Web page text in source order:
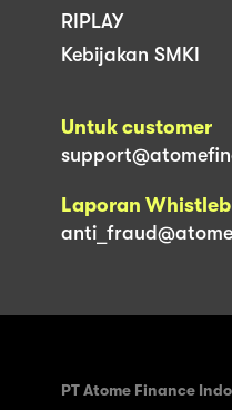
RIPLAY
Kebijakan SMKI
Untuk customer
Laporan
PT Atome Finance